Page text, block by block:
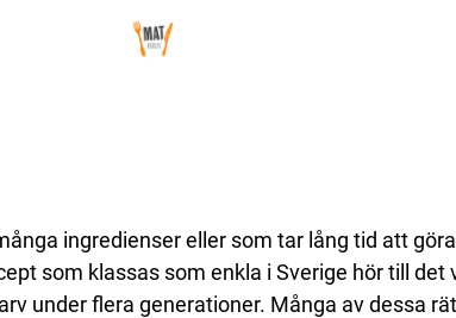
ingredienser eller som tar lång tid att
som klassas som enkla i Sverige hör till
under flera generationer. Många av dessa